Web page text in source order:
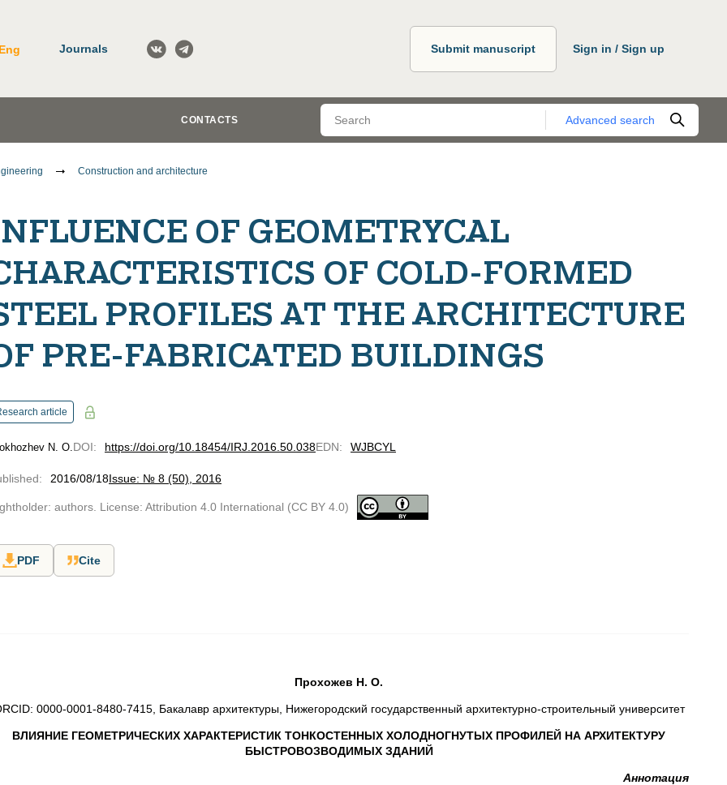
Eng Journals Submit manuscript Sign in / Sign up
CONTACTS Advanced search
Construction and architecture
OF GEOMETRYCAL
OF COLD-FORMED
PROFILES AT THE ARCHITECTURE
PRE-FABRICATED BUILDINGS
article
N. O. DOI: https://doi.org/10.18454/IRJ.2016.50.038EDN: WJBCYL
: 2016/08/18Issue: № 8 (50), 2016
authors. License: Attribution 4.0 International (CC BY 4.0)
PDF Cite
Прохожев Н. О.
0000-0001-8480-7415, Бакалавр архитектуры, Нижегородский государственный архитектурно-строительный университет
ВЛИЯНИЕ ГЕОМЕТРИЧЕСКИХ ХАРАКТЕРИСТИК ТОНКОСТЕННЫХ ХОЛОДНОГНУТЫХ ПРОФИЛЕЙ НА АРХИТЕКТУРУ
БЫСТРОВОЗВОДИМЫХ ЗДАНИЙ
Аннотация